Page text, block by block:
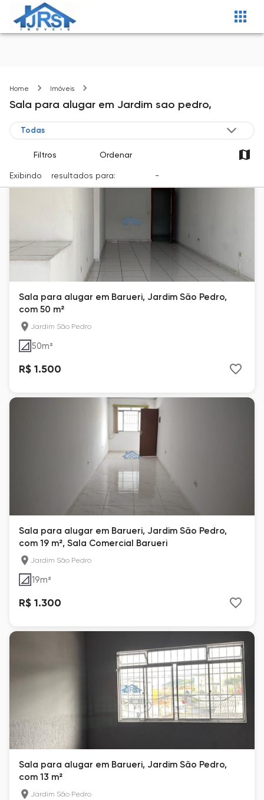
Home Imóveis
Sala para alugar em Jardim sao pedro,
Filtros Ordenar
Exibindo resultados para: -
Sala para alugar em Barueri, Jardim São Pedro,
com 50 m²
Jardim São Pedro
50m²
R$ 1.500
Sala para alugar em Barueri, Jardim São Pedro,
com 19 m², Sala Comercial Barueri
Jardim São Pedro
19m²
R$ 1.300
Sala para alugar em Barueri, Jardim São Pedro,
com 13 m²
Jardim São Pedro